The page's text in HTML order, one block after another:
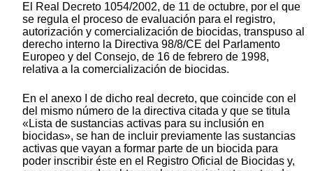
El Real Decreto 1054/2002, de 11 de octubre, por el que
se regula el proceso de evaluación para el registro,
autorización y comercialización de biocidas, transpuso al
derecho interno la Directiva 98/8/CE del Parlamento
Europeo y del Consejo, de 16 de febrero de 1998,
relativa a la comercialización de biocidas.
En el anexo I de dicho real decreto, que coincide con el
del mismo número de la directiva citada y que se titula
«Lista de sustancias activas para su inclusión en
biocidas», se han de incluir previamente las sustancias
activas que vayan a formar parte de un biocida para
poder inscribir éste en el Registro Oficial de Biocidas y,